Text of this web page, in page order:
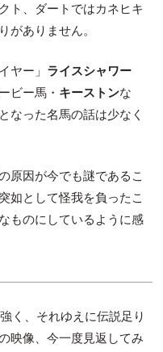
ト、ダートではカネヒキ
ありません。
ヤー」 ライスシャワー
ビー馬・ キーストンな
なった名馬の話は少なく
原因が今でも謎であるこ
如として怪我を負ったこ
ものにしているように感
く、それゆえに伝説足り
映像、今一度見返してみ